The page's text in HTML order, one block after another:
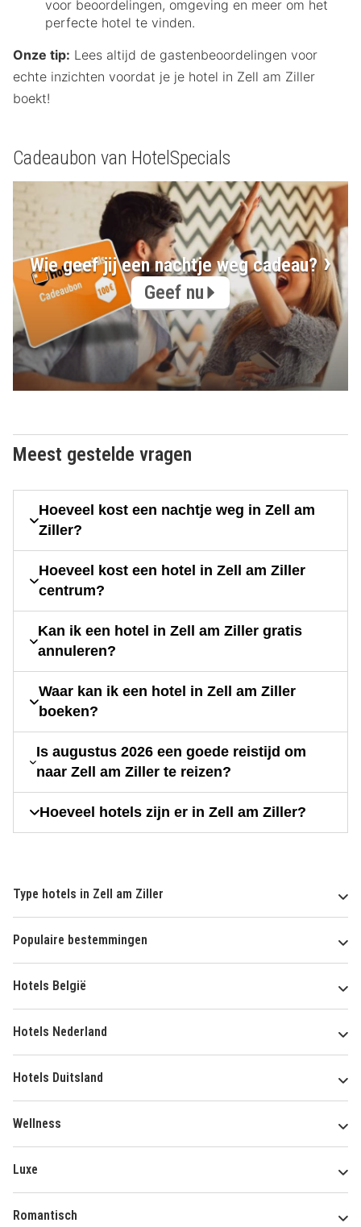
voor beoordelingen, omgeving en meer om het
perfecte hotel te vinden.
Onze tip: Lees altijd de gastenbeoordelingen voor
echte inzichten voordat je je hotel in Zell am Ziller
boekt!
Cadeaubon van HotelSpecials
Wie geef jij een nachtje weg cadeau?
Geef nu
Meest gestelde vragen
Hoeveel kost een nachtje weg in Zell am
Ziller?
Hoeveel kost een hotel in Zell am Ziller
centrum?
Kan ik een hotel in Zell am Ziller gratis
annuleren?
Waar kan ik een hotel in Zell am Ziller
boeken?
Is augustus 2026 een goede reistijd om
naar Zell am Ziller te reizen?
Hoeveel hotels zijn er in Zell am Ziller?
Type hotels in Zell am Ziller
Populaire bestemmingen
Hotels België
Hotels Nederland
Hotels Duitsland
Wellness
Luxe
Romantisch